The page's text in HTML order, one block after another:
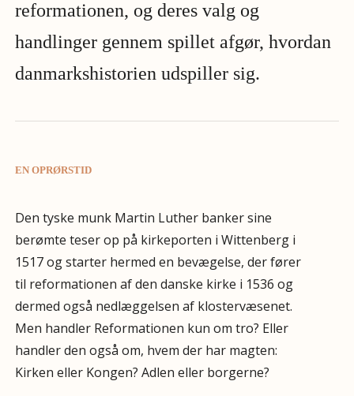
reformationen, og deres valg og
handlinger gennem spillet afgør, hvordan
danmarkshistorien udspiller sig.
EN OPRØRSTID
Den tyske munk Martin Luther banker sine
berømte teser op på kirkeporten i Wittenberg i
1517 og starter hermed en bevægelse, der fører
til reformationen af den danske kirke i 1536 og
dermed også nedlæggelsen af klostervæsenet.
Men handler Reformationen kun om tro? Eller
handler den også om, hvem der har magten:
Kirken eller Kongen? Adlen eller borgerne?